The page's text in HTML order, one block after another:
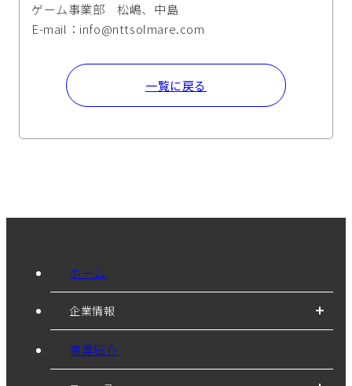
ゲーム事業部 松嶋、中島
E-mail：info@nttsolmare.com
一覧に戻る
ホーム
企業情報
事業紹介